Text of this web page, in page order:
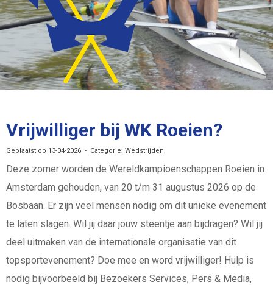
Vrijwilliger bij WK Roeien?
Geplaatst op 13-04-2026 - Categorie: Wedstrijden
Deze zomer worden de Wereldkampioenschappen Roeien in
Amsterdam gehouden, van 20 t/m 31 augustus 2026 op de
Bosbaan. Er zijn veel mensen nodig om dit unieke evenement
te laten slagen. Wil jij daar jouw steentje aan bijdragen? Wil jij
deel uitmaken van de internationale organisatie van dit
topsportevenement? Doe mee en word vrijwilliger! Hulp is
nodig bijvoorbeeld bij Bezoekers Services, Pers & Media,